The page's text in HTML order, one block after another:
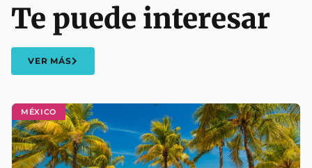
MÉXICO
Te puede interesar
VER MÁS